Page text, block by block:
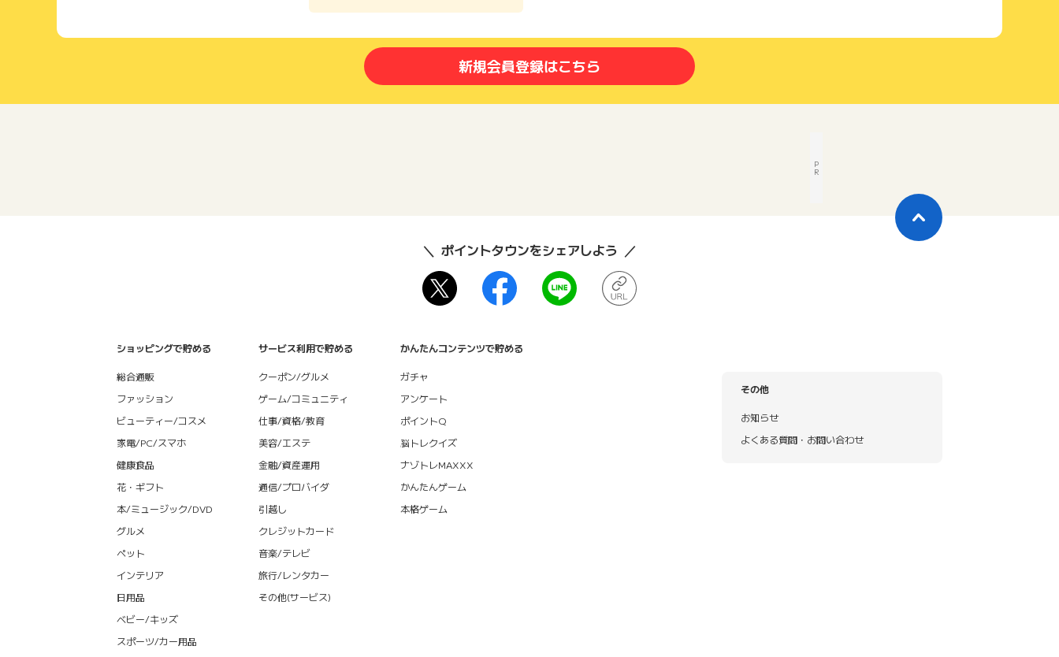
新規会員登録はこちら
P
R
ポイントタウンをシェアしよう
ショッピングで貯める
総合通販
ファッション
ビューティー/コスメ
家電/PC/スマホ
健康食品
花・ギフト
本/ミュージック/DVD
グルメ
ペット
インテリア
日用品
ベビー/キッズ
スポーツ/カー用品
サービス利用で貯める
クーポン/グルメ
ゲーム/コミュニティ
仕事/資格/教育
美容/エステ
金融/資産運用
通信/プロバイダ
引越し
クレジットカード
音楽/テレビ
旅行/レンタカー
その他(サービス)
かんたんコンテンツで貯める
ガチャ
アンケート
ポイントQ
脳トレクイズ
ナゾトレMAXXX
かんたんゲーム
本格ゲーム
その他
お知らせ
よくある質問・お問い合わせ